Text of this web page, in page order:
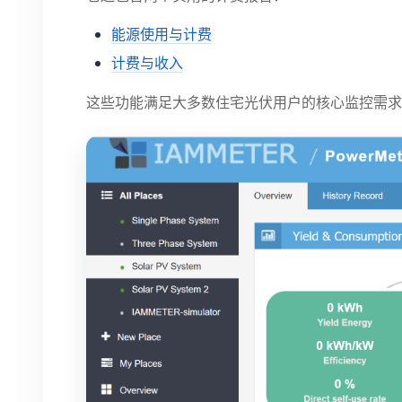
能源使用与计费
计费与收入
这些功能满足大多数住宅光伏用户的核心监控需